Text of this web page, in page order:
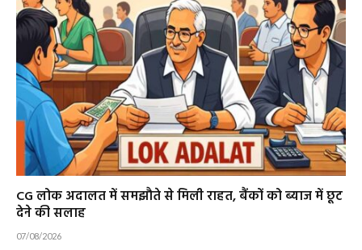
CG लोक अदालत में समझौते से मिली राहत, बैंकों को ब्याज में छूट
देने की सलाह
07/08/2026